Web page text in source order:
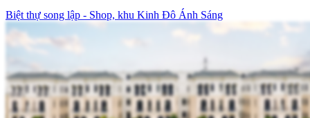
Biệt thự song lập - Shop, khu Kinh Đô Ánh Sáng